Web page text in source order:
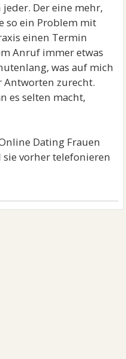
Der eine mehr,
so ein Problem mit
einen Termin
Anruf immer etwas
was auf mich
Antworten zurecht.
es selten macht,
Dating Frauen
vorher telefonieren